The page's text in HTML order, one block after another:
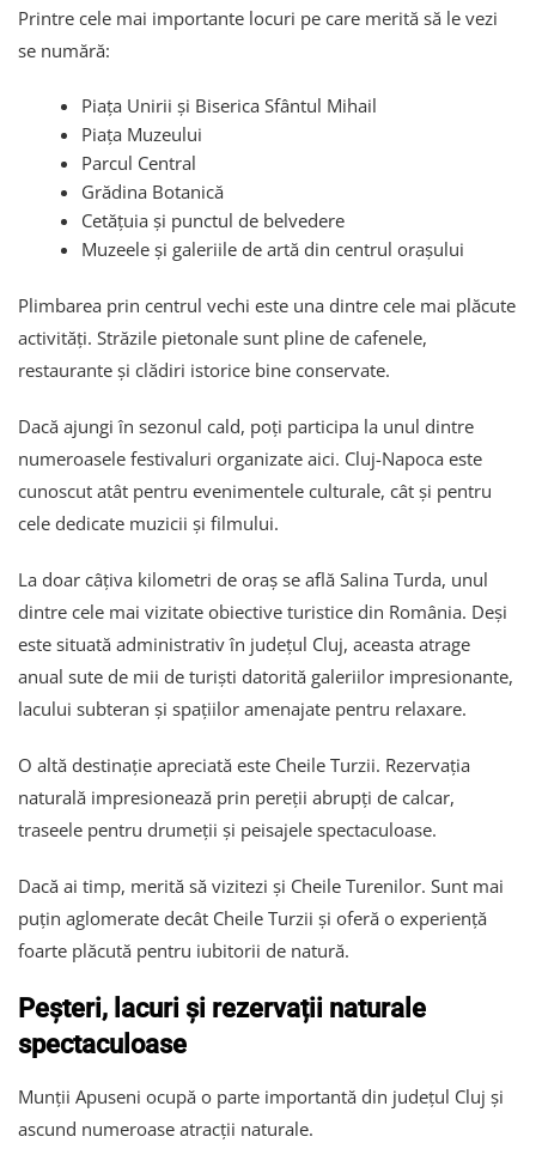
Printre cele mai importante locuri pe care merită să le vezi
se numără:
Piața Unirii și Biserica Sfântul Mihail
Piața Muzeului
Parcul Central
Grădina Botanică
Cetățuia și punctul de belvedere
Muzeele și galeriile de artă din centrul orașului
Plimbarea prin centrul vechi este una dintre cele mai plăcute
activități. Străzile pietonale sunt pline de cafenele,
restaurante și clădiri istorice bine conservate.
Dacă ajungi în sezonul cald, poți participa la unul dintre
numeroasele festivaluri organizate aici. Cluj-Napoca este
cunoscut atât pentru evenimentele culturale, cât și pentru
cele dedicate muzicii și filmului.
La doar câțiva kilometri de oraș se află Salina Turda, unul
dintre cele mai vizitate obiective turistice din România. Deși
este situată administrativ în județul Cluj, aceasta atrage
anual sute de mii de turiști datorită galeriilor impresionante,
lacului subteran și spațiilor amenajate pentru relaxare.
O altă destinație apreciată este Cheile Turzii. Rezervația
naturală impresionează prin pereții abrupți de calcar,
traseele pentru drumeții și peisajele spectaculoase.
Dacă ai timp, merită să vizitezi și Cheile Turenilor. Sunt mai
puțin aglomerate decât Cheile Turzii și oferă o experiență
foarte plăcută pentru iubitorii de natură.
Peșteri, lacuri și rezervații naturale
spectaculoase
Munții Apuseni ocupă o parte importantă din județul Cluj și
ascund numeroase atracții naturale.